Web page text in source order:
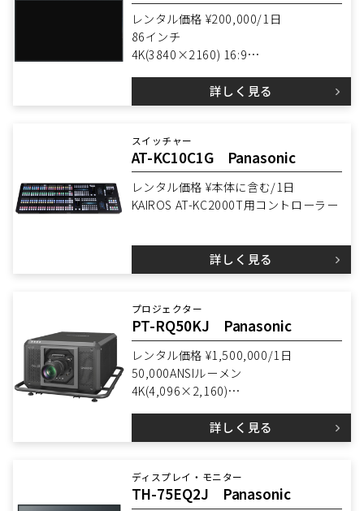
レンタル価格 ¥200,000/1日
86インチ
4K(3840×2160) 16:9
メディアプレイヤー搭載
スピーカー搭載
VESA W600×H400mm
詳しく見る
スイッチャー
AT-KC10C1G Panasonic
レンタル価格 ¥本体に含む/1日
KAIROS AT-KC2000T用コントローラー
詳しく見る
プロジェクター
PT-RQ50KJ Panasonic
レンタル価格 ¥1,500,000/1日
50,000ANSIルーメン
4K(4,096×2,160)
詳しく見る
ディスプレイ・モニター
TH-75EQ2J Panasonic